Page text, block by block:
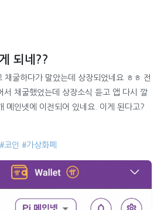
되네??
채굴하다가 말았는데 상장되었네요 ㅎㅎ 전
서 채굴했었는데 상장소식 듣고 앱 다시 깔
메인넷에 이전되어 있네요. 이게 된다고?
#코인 #가상화폐